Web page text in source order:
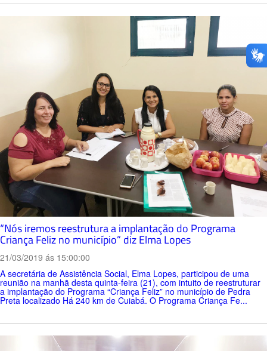
“Nós iremos reestrutura a implantação do Programa
Criança Feliz no município” diz Elma Lopes
21/03/2019 ás 15:00:00
A secretária de Assistência Social, Elma Lopes, participou de uma
reunião na manhã desta quinta-feira (21), com intuito de reestruturar
a implantação do Programa “Criança Feliz” no município de Pedra
Preta localizado Há 240 km de Cuiabá. O Programa Criança Fe...